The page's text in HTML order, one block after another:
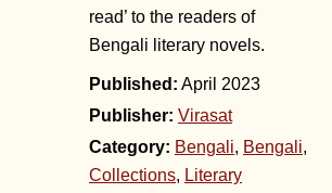
read’ to the readers of
Bengali literary novels.
April 2023
Publisher: Virasat
Category: Bengali, Bengali,
Collections, Literary